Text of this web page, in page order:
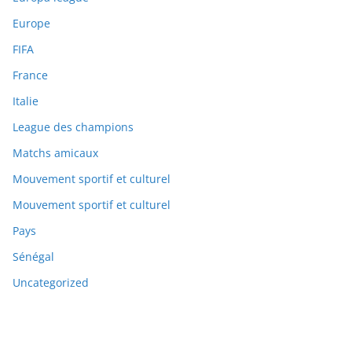
Europe
FIFA
France
Italie
League des champions
Matchs amicaux
Mouvement sportif et culturel
Mouvement sportif et culturel
Pays
Sénégal
Uncategorized